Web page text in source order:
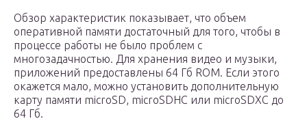
Обзор характеристик показывает, что объем
оперативной памяти достаточный для того, чтобы в
процессе работы не было проблем с
многозадачностью. Для хранения видео и музыки,
приложений предоставлены 64 Гб ROM. Если этого
окажется мало, можно установить дополнительную
карту памяти microSD, microSDHC или microSDXC до
64 Гб.